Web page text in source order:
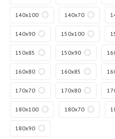
140x100 140x70
140x90 150x100
150x85 150x90
160x80 160x85
170x70 170x80
180x100 180x70
180x90